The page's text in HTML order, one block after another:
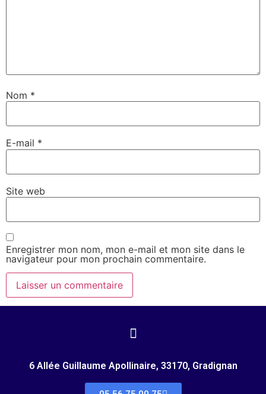
Nom *
E-mail *
Site web
Enregistrer mon nom, mon e-mail et mon site dans le
navigateur pour mon prochain commentaire.
6 Allée Guillaume Apollinaire, 33170, Gradignan